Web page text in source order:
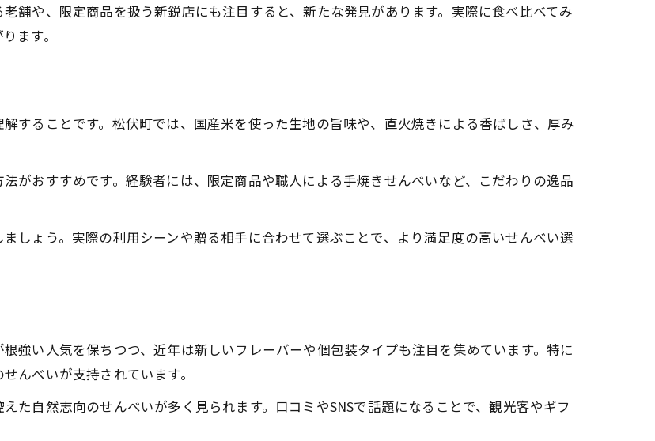
元で親しまれるせんべいの特徴を詳しく解説
玉お煎餅の選び方とおすすめポイント
伏町で楽しむせんべい食べ比べ体験の魅力
んべい好きが実践する松伏町おすすめ体験
これ！地元で評判のせんべい比較
元で愛されるせんべいの比較ポイント解説
んべい選びで迷った時のポイントを伝授
舗や、限定商品を扱う新鋭店にも注目すると、新たな発見があります。実際に食べ比べてみ
ます。
することです。松伏町では、国産米を使った生地の旨味や、直火焼きによる香ばしさ、厚み
がおすすめです。経験者には、限定商品や職人による手焼きせんべいなど、こだわりの逸品
しょう。実際の利用シーンや贈る相手に合わせて選ぶことで、より満足度の高いせんべい選
強い人気を保ちつつ、近年は新しいフレーバーや個包装タイプも注目を集めています。特に
んべいが支持されています。
た自然志向のせんべいが多く見られます。口コミやSNSで話題になることで、観光客やギフ